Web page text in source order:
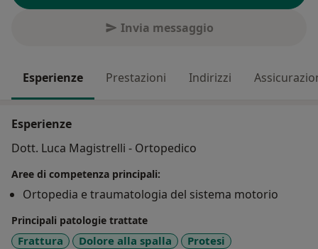
Invia messaggio
Esperienze Prestazioni Indirizzi
Esperienze
Dott. Luca Magistrelli - Ortopedico
Aree di competenza principali:
Ortopedia e traumatologia del sistema motorio
Principali patologie trattate
Frattura Dolore alla spalla
Protesi